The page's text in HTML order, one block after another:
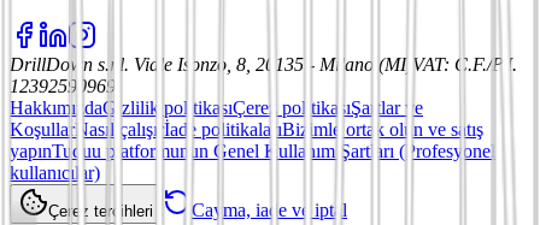
DrillDown s.r.l. Viale Isonzo, 8, 20135 - Milano (MI) VAT: C.F./P.I.
12392590969
HakkımızdaGizlilik politikasıÇerez politikasıŞartlar ve
KoşullarNasıl çalışırİade politikalarıBizimle ortak olun ve satış
yapınTuduu platformunun Genel Kullanım Şartları (Profesyonel
kullanıcılar)
Çerez tercihleri Cayma, iade ve iptal